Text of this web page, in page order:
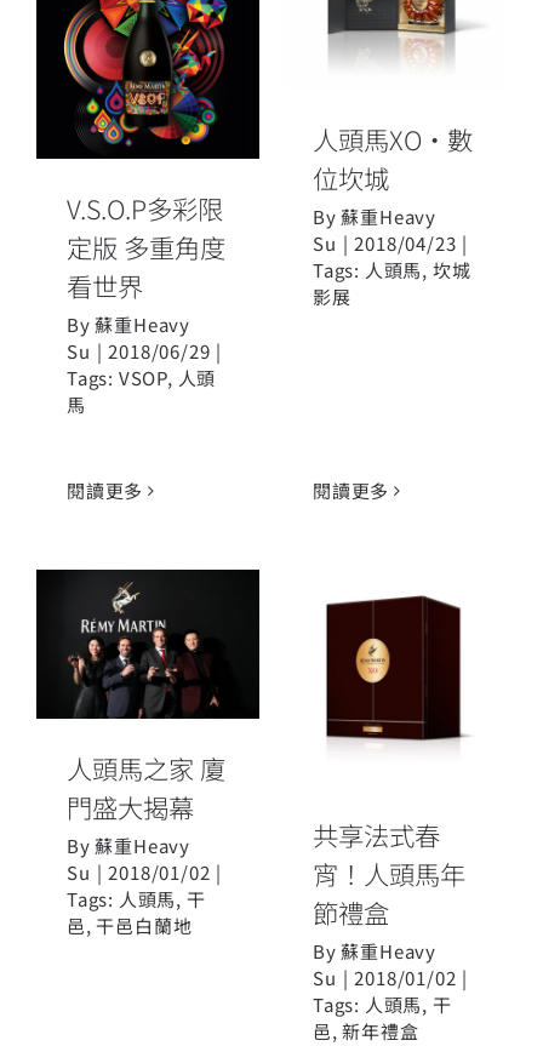
V.S.O.P多彩限
定版 多重角度
看世界
V.S.O.P多彩限
定版 多重角度
看世界
By蘇重Heavy
Su | 2018/06/29 |
Tags: VSOP, 人頭
馬
閱讀更多
人頭馬XO•數
位坎城
人頭馬XO•數
位坎城
By蘇重Heavy
Su | 2018/04/23 |
Tags: 人頭馬, 坎城
影展
閱讀更多
人頭馬之家 廈
門盛大揭幕
人頭馬之家 廈
門盛大揭幕
By蘇重Heavy
Su | 2018/01/02 |
Tags: 人頭馬, 干
邑,干邑白蘭地
共享法式春
宵！人頭馬年
節禮盒
共享法式春
宵！人頭馬年
節禮盒
By蘇重Heavy
Su | 2018/01/02 |
Tags: 人頭馬, 干
邑,新年禮盒